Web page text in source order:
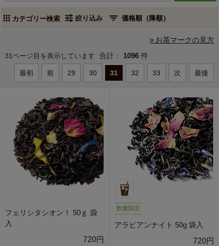
カテゴリー検索 絞り込み
» お茶マークの見方
31ページ目を表示しています 合計： 1096 件
最初 前 29 30 31 32 33 次 最後
フェリシタシオン！ 50ｇ 袋
入
720円
数量限定
アラビアンナイト 50g 袋入
720円